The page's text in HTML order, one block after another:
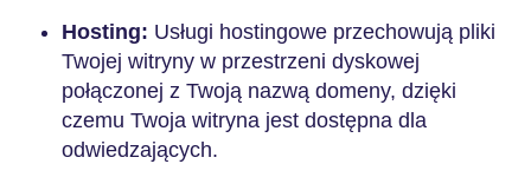
Hosting: Usługi hostingowe przechowują pliki
Twojej witryny w przestrzeni dyskowej
połączonej z Twoją nazwą domeny, dzięki
czemu Twoja witryna jest dostępna dla
odwiedzających.